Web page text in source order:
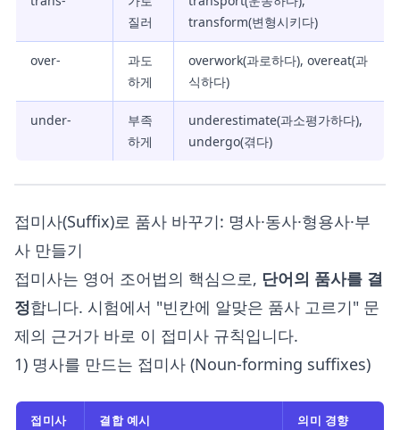
질러
transform(변형시키다)
over-
과도
하게
overwork(과로하다), overeat(과
식하다)
under-
부족
하게
underestimate(과소평가하다),
undergo(겪다)
접미사(Suffix)로 품사 바꾸기: 명사·동사·형용사·부
사 만들기
접미사는 영어 조어법의 핵심으로, 단어의 품사를 결
정합니다. 시험에서 "빈칸에 알맞은 품사 고르기" 문
제의 근거가 바로 이 접미사 규칙입니다.
1) 명사를 만드는 접미사 (Noun-forming suffixes)
접미사 결합 예시 의미 경향